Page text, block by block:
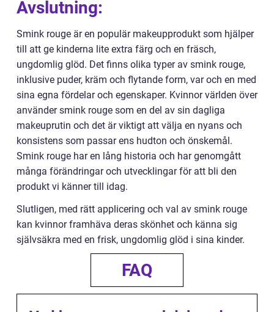
Avslutning:
Smink rouge är en populär makeupprodukt som hjälper
till att ge kinderna lite extra färg och en fräsch,
ungdomlig glöd. Det finns olika typer av smink rouge,
inklusive puder, kräm och flytande form, var och en med
sina egna fördelar och egenskaper. Kvinnor världen över
använder smink rouge som en del av sin dagliga
makeuprutin och det är viktigt att välja en nyans och
konsistens som passar ens hudton och önskemål.
Smink rouge har en lång historia och har genomgått
många förändringar och utvecklingar för att bli den
produkt vi känner till idag.
Slutligen, med rätt applicering och val av smink rouge
kan kvinnor framhäva deras skönhet och känna sig
självsäkra med en frisk, ungdomlig glöd i sina kinder.
FAQ